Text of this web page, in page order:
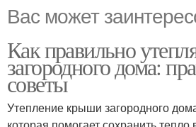
Вас может
Как правильно
загородного дома:
советы
Утепление крыши загородного